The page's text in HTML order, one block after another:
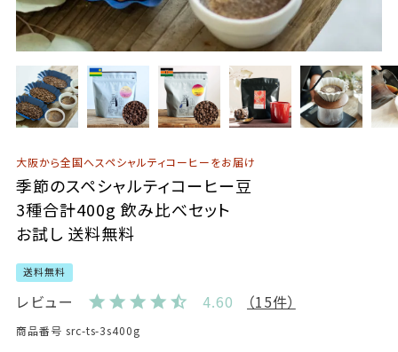
大阪から全国へスペシャルティコーヒーをお届け
季節のスペシャルティコーヒー豆
3種合計400g 飲み比べセット
お試し 送料無料
送料無料
レビュー 4.60 （15件）
商品番号 src-ts-3s400g